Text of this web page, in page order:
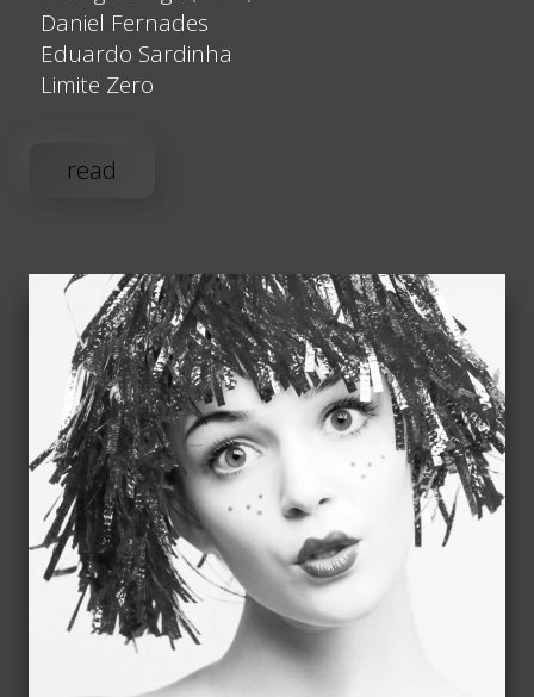
Daniel Fernades
Eduardo Sardinha
Limite Zero
read